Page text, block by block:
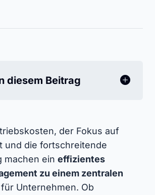
diesem Beitrag
der Fokus auf
und die fortschreitende
machen ein effizientes
zu einem zentralen
für Unternehmen. Ob